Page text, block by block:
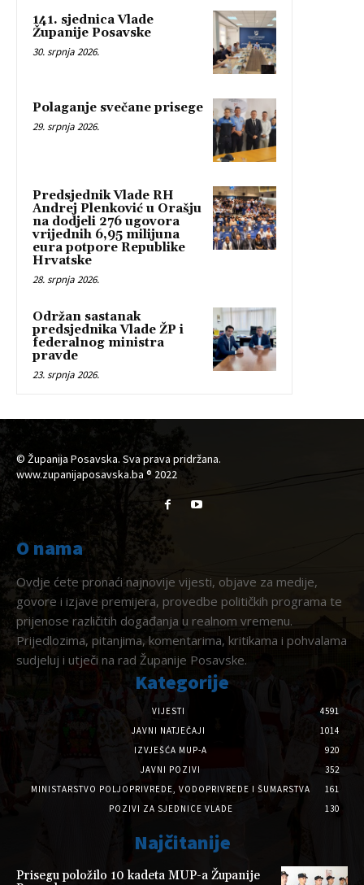
141. sjednica Vlade
Županije Posavske
30. srpnja 2026.
Polaganje svečane prisege
29. srpnja 2026.
Predsjednik Vlade RH
Andrej Plenković u Orašju
na dodjeli 276 ugovora
vrijednih 6,95 milijuna
eura potpore Republike
Hrvatske
28. srpnja 2026.
Održan sastanak
predsjednika Vlade ŽP i
federalnog ministra
pravde
23. srpnja 2026.
© Županija Posavska. Sva prava pridržana.
www.zupanijaposavska.ba ® 2022
O nama
Ovdje ćete pronaći najnovije vijesti, objave za medije,
govore i izjave premijera, provedbe političkih programa te
prijenose različitih događanja u realnom vremenu.
Prijedlozima, pitanjima, komentarima, kritikama i pohvalama
sudjeluj i utječi na rad Županije Posavske.
Kategorije
VIJESTI
4591
JAVNI NATJEČAJI
1014
IZVJEŠĆA MUP-A
920
JAVNI POZIVI
352
MINISTARSTVO POLJOPRIVREDE, VODOPRIVREDE I ŠUMARSTVA
161
POZIVI ZA SJEDNICE VLADE
130
Najčitanije
Prisegu položilo 10 kadeta MUP-a Županije